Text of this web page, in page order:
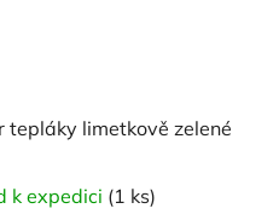
tepláky limetkově zelené
k expedici (1 ks)